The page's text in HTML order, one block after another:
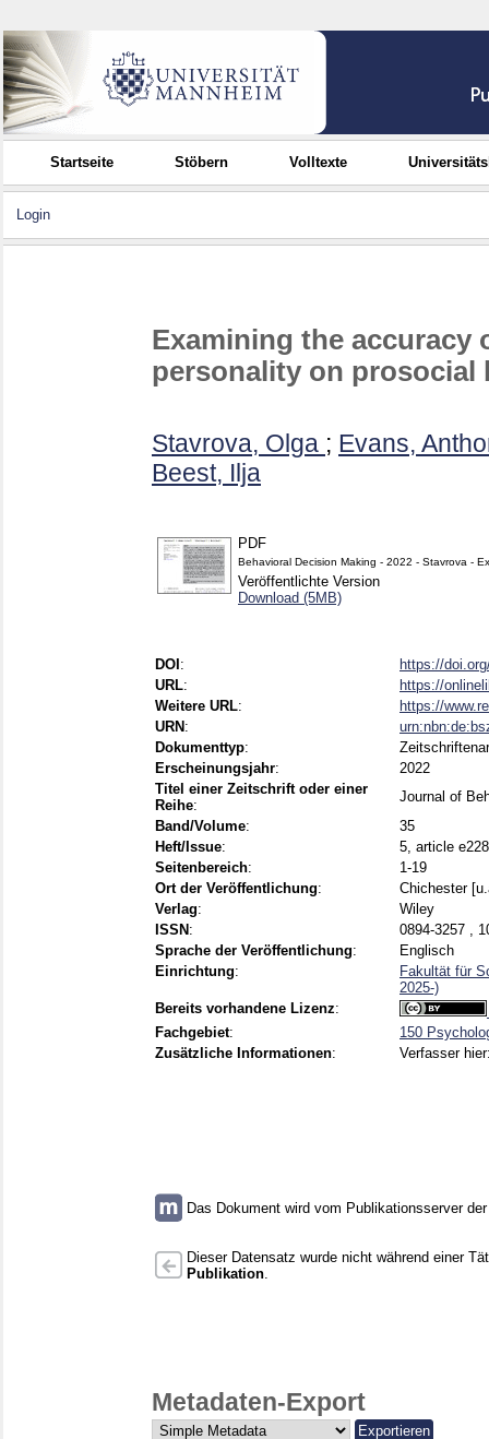
Startseite Stöbern Volltexte
Login
Examining the accuracy
personality on prosocial
Stavrova, Olga ; Evans,
Beest, Ilja
PDF
Behavioral Decision Making - 2022 - Stavrova -
Veröffentlichte Version
Download (5MB)
DOI :
https://
URL:
https://
Weitere URL:
https://
URN :
Dokumenttyp:
Erscheinungsjahr:
2022
Titel einer Zeitschrift oder einer
Reihe:
Journal of
Band/Volume:
35
Heft/Issue:
5, article
Seitenbereich:
1-19
Ort der Veröffentlichung:
Chichester
Verlag:
Wiley
ISSN :
0894-3257 ,
Sprache der Veröffentlichung:
Englisch
Einrichtung:
Fakultät für
2025-)
Bereits vorhandene Lizenz:
Fachgebiet:
150
Zusätzliche Informationen: Verfasser
Das Dokument wird vom Publikationsserver
Dieser Datensatz wurde nicht während einer
Publikation
Metadaten-Export